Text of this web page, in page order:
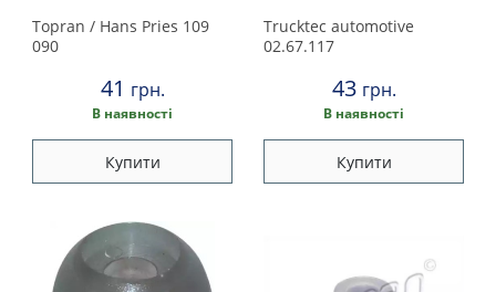
Topran / Hans Pries 109
090
41 грн.
В наявності
Купити
Trucktec automotive
02.67.117
43 грн.
В наявності
Купити